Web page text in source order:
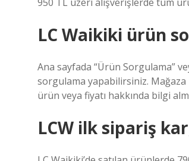
LC Waikiki ürün
Ana sayfada “Ürün Sorgulama”
sorgulama yapabilirsiniz. Mağaza
ürün veya fiyatı hakkında bilgi
LCW ilk sipariş